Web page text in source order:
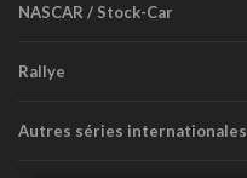
NASCAR / Stock-Car
Rallye
Autres séries internationales